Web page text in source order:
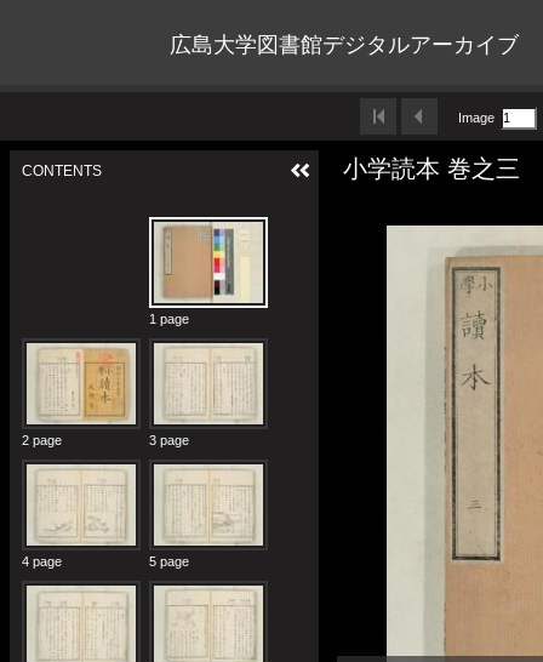
広島大学図書館デジタルアーカイブ